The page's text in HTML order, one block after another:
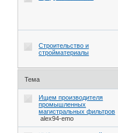
Строительство и
стройматериалы
Тема
Ищем производителя
промышленных
магистральных фильтров
alex94-emo